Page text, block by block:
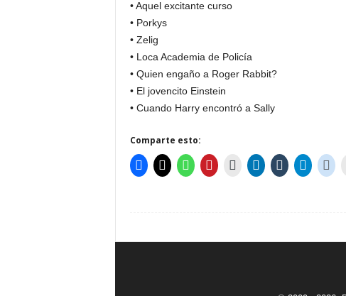
• Aquel excitante curso
• Porkys
• Zelig
• Loca Academia de Policía
• Quien engaño a Roger Rabbit?
• El jovencito Einstein
• Cuando Harry encontró a Sally
Comparte esto: